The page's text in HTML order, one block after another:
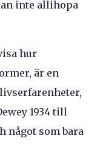
inte allihopa
hur
är en
1934 till
något som bara